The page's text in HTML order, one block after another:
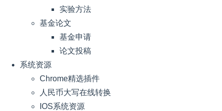
实验方法
基金论文
基金申请
论文投稿
系统资源
Chrome精选插件
人民币大写在线转换
IOS系统资源